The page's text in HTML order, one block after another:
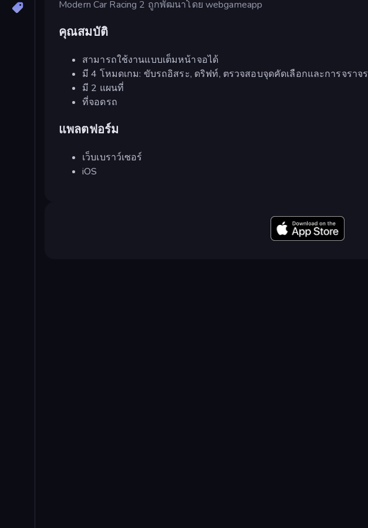
Modern Car Racing 2 ถูกพัฒนาโดย webgameapp
คุณสมบัติ
สามารถใช้งานแบบเต็มหน้าจอได้
มี 4 โหมดเกม: ขับรถอิสระ, ดริฟท์, ตรวจสอบจุดคัดเลือกและการจราจร
มี 2 แผนที่
ที่จอดรถ
แพลตฟอร์ม
เว็บเบราว์เซอร์
iOS